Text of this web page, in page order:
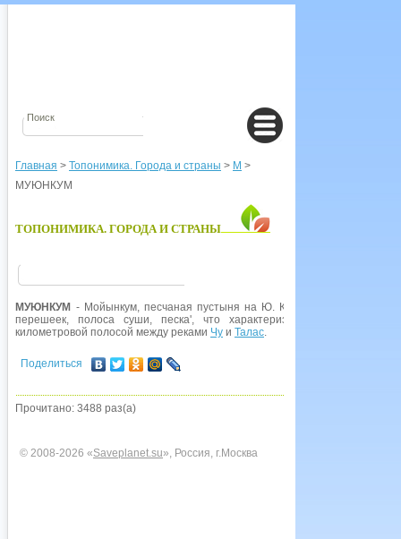
Главная > Топонимика. Города и страны > М >
МУЮНКУМ
ТОПОНИМИКА. ГОРОДА И СТРАНЫ
МУЮНКУМ - Мойынкум, песчаная пустыня на Ю. Казахстана.
перешеек, полоса суши, песка', что характеризует
километровой полосой между реками Чу и Талас.
Поделиться
Прочитано: 3488 раз(а)
© 2008-2026 «Saveplanet.su», Россия, г.Москва